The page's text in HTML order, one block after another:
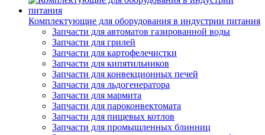
Комплектующие для оборудования в индустрии питания
Запчасти для автоматов газированной воды
Запчасти для грилей
Запчасти для картофелечистки
Запчасти для кипятильников
Запчасти для конвекционных печей
Запчасти для льдогенератора
Запчасти для мармита
Запчасти для пароконвектомата
Запчасти для пищевых котлов
Запчасти для промышленных блинниц